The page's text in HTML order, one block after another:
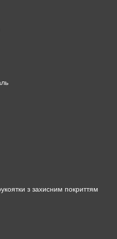
з захисним покриттям